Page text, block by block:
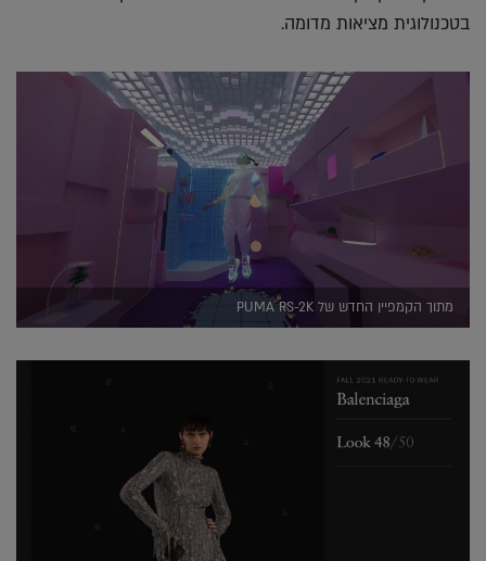
בטכנולוגית מציאות מדומה.
מתוך הקמפיין החדש של PUMA RS-2K